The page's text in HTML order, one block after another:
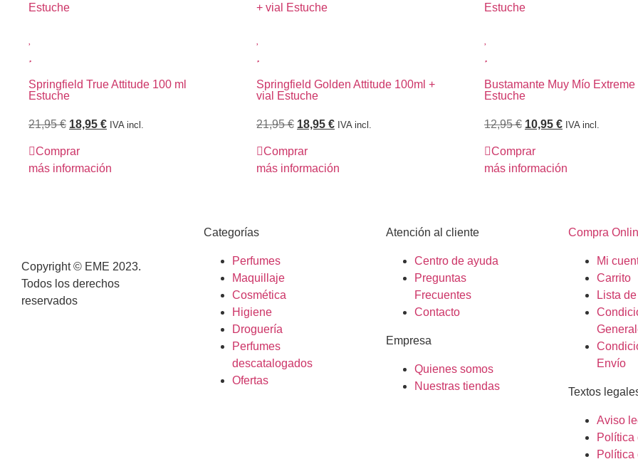
Springfield True Attitude 100 ml
Estuche
21,95€ 18,95 € IVA incl.
Comprar
más información
Springfield Golden Attitude 100ml +
vial Estuche
21,95€ 18,95 € IVA incl.
Comprar
más información
Bustamante Muy Mío Extreme
Estuche
12,95€ 10,95 € IVA incl.
Comprar
más información
Copyright © EME 2023.
Todos los derechos
reservados
Categorías
Perfumes
Maquillaje
Cosmética
Higiene
Droguería
Perfumes
descatalogados
Ofertas
Atención al cliente
Centro de ayuda
Preguntas
Frecuentes
Contacto
Empresa
Quienes somos
Nuestras tiendas
Compra
Mi
Carrito
Lista
Envío
Textos
Aviso
Política
Política